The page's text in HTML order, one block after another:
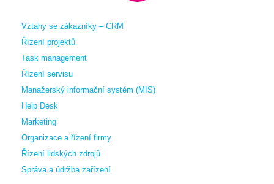
Vztahy se zákazníky – CRM
Řízení projektů
Task management
Řízení servisu
Manažerský informační systém (MIS)
Help Desk
Marketing
Organizace a řízení firmy
Řízení lidských zdrojů
Správa a údržba zařízení